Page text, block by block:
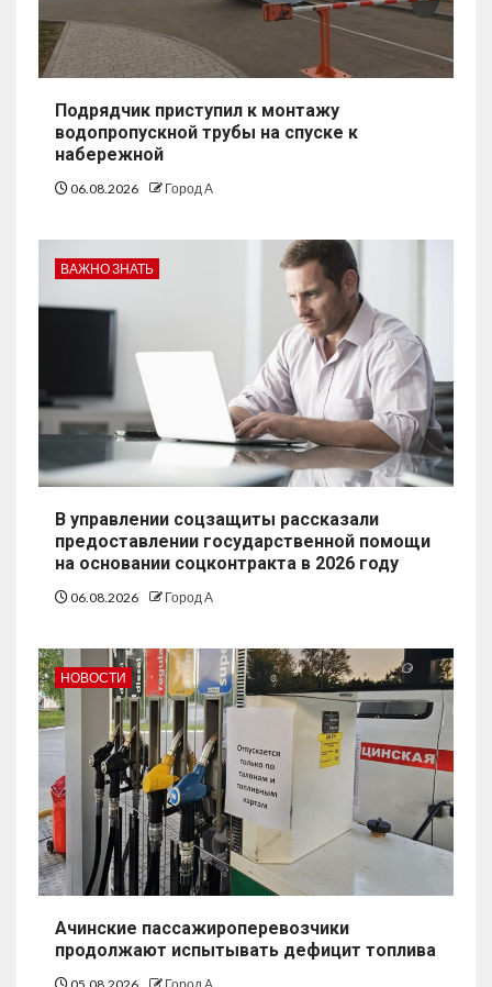
Подрядчик приступил к монтажу
водопропускной трубы на спуске к
набережной
06.08.2026 Город А
ВАЖНО ЗНАТЬ
В управлении соцзащиты рассказали
предоставлении государственной помощи
на основании соцконтракта в 2026 году
06.08.2026 Город А
НОВОСТИ
Ачинские пассажироперевозчики
продолжают испытывать дефицит топлива